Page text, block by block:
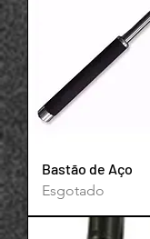
Bastão de Aço
Esgotado